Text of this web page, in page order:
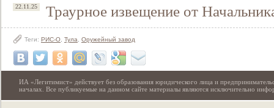
22.11.25 Траурное извещение от
Теги: РИС-О Тула Оружейный завод
ИА «Легитимист» действует без образования юридического лица и
началах. Все публикуемые на данном сайте материалы являются исключительно